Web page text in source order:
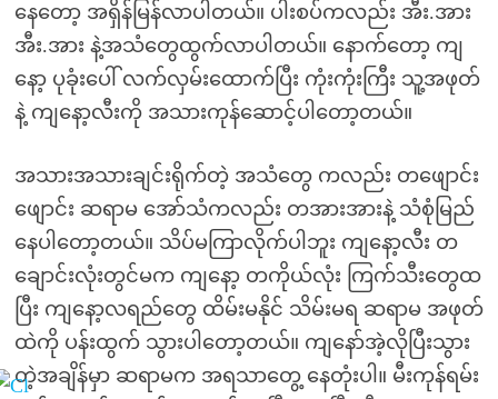
နေတော့ အရှိန်မြန်လာပါတယ်။ ပါးစပ်ကလည်း အီး.အား
အီး.အား နဲ့အသံတွေထွက်လာပါတယ်။ နောက်တော့ ကျ
နော့ ပုခုံးပေါ် လက်လှမ်းထောက်ပြီး ကုံးကုံးကြီး သူ့အဖုတ်
နဲ့ ကျနော့လီးကို အသားကုန်ဆောင့်ပါတော့တယ်။
အသားအသားချင်းရိုက်တဲ့ အသံတွေ ကလည်း တဖျောင်း
ဖျောင်း ဆရာမ အော်သံကလည်း တအားအားနဲ့ သံစုံမြည်
နေပါတော့တယ်။ သိပ်မကြာလိုက်ပါဘူး ကျနော့လီး တ
ချောင်းလုံးတွင်မက ကျနော့ တကိုယ်လုံး ကြက်သီးတွေထ
ပြီး ကျနော့လရည်တွေ ထိမ်းမနိုင် သိမ်းမရ ဆရာမ အဖုတ်
ထဲကို ပန်းထွက် သွားပါတော့တယ်။ ကျနော်အဲ့လိုပြီးသွား
တဲ့အချိန်မှာ ဆရာမက အရသာတွေ့ နေတုံးပါ။ မီးကုန်ရမ်း